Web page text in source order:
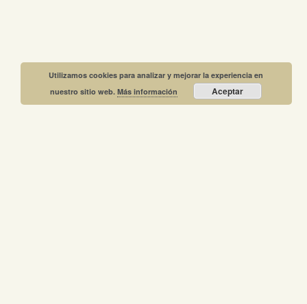
Utilizamos cookies para analizar y mejorar la experiencia en
nuestro sitio web.Más información Aceptar